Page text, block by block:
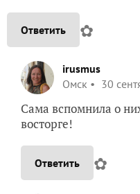
Ответить ✿
irusmus
Омск
30
Сама вспомнила о
восторге!
Ответить ✿